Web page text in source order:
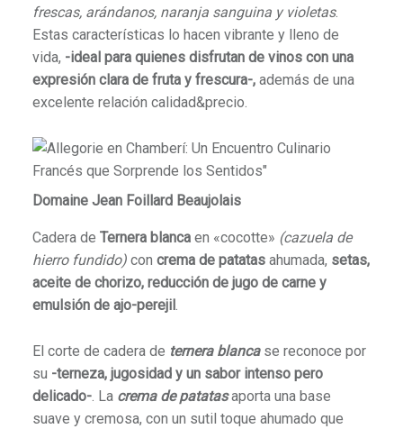
frescas, arándanos, naranja sanguina y violetas.
Estas características lo hacen vibrante y lleno de
vida, -ideal para quienes disfrutan de vinos con una
expresión clara de fruta y frescura-, además de una
excelente relación calidad&precio.
Domaine Jean Foillard Beaujolais
Cadera de Ternera blancaen «cocotte» (cazuela de
hierro fundido) con crema de patatasahumada, setas,
aceite de chorizo, reducción de jugo de carne y
emulsión de ajo-perejil .
El corte de cadera de ternera blancase reconoce por
su -terneza, jugosidad y un sabor intenso pero
delicado-. La crema de patatasaporta una base
suave y cremosa, con un sutil toque ahumado que